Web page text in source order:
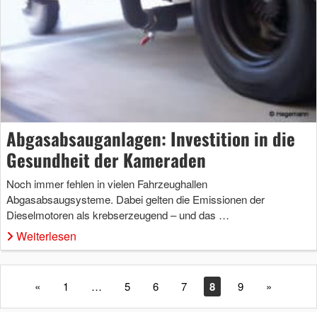
Abgasabsauganlagen: Investition in die
Gesundheit der Kameraden
Noch immer fehlen in vielen Fahrzeughallen
Abgasabsaugsysteme. Dabei gelten die Emissionen der
Dieselmotoren als krebserzeugend – und das …
Weiterlesen
« 1 … 5 6 7 8 9 »